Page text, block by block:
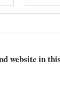
website in